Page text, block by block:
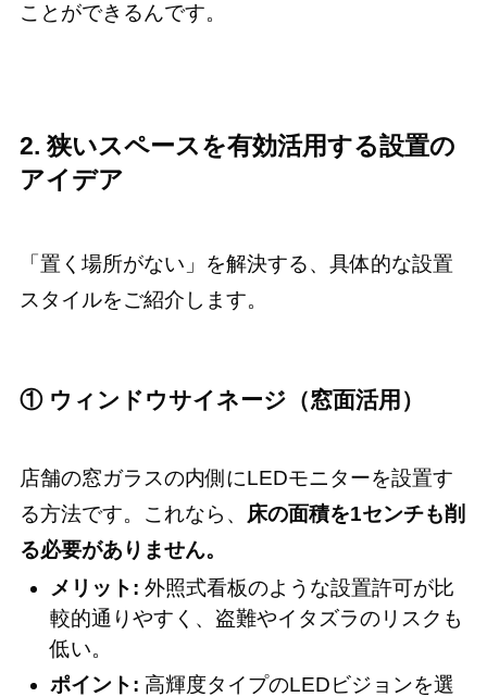
ことができるんです。
2. 狭いスペースを有効活用する設置の
アイデア
「置く場所がない」を解決する、具体的な設置
スタイルをご紹介します。
① ウィンドウサイネージ（窓面活用）
店舗の窓ガラスの内側にLEDモニターを設置す
る方法です。これなら、 床の面積を1センチも削
る必要がありません。
メリット: 外照式看板のような設置許可が比
較的通りやすく、盗難やイタズラのリスクも
低い。
ポイント: 高輝度タイプのLEDビジョンを選